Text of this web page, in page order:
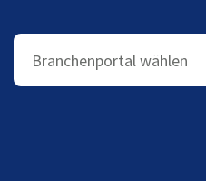
Branchenportal wählen